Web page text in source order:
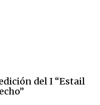
del I “Estail